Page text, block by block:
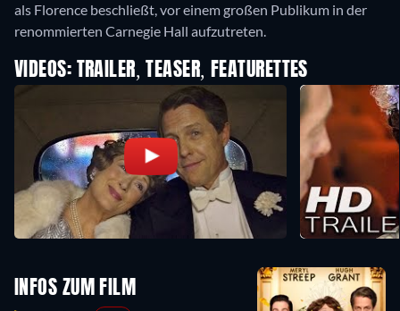
als Florence beschließt, vor einem großen Publikum in der
renommierten Carnegie Hall aufzutreten.
VIDEOS: TRAILER, TEASER, FEATURETTES
INFOS ZUM FILM